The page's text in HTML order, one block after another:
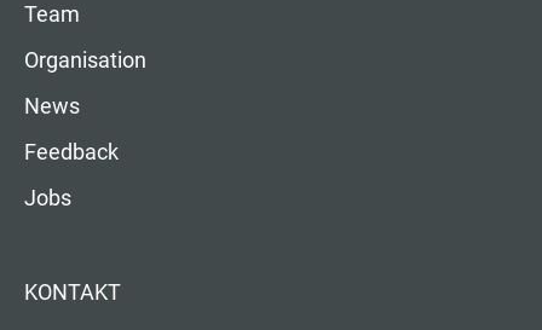
Team
Organisation
News
Feedback
Jobs
KONTAKT